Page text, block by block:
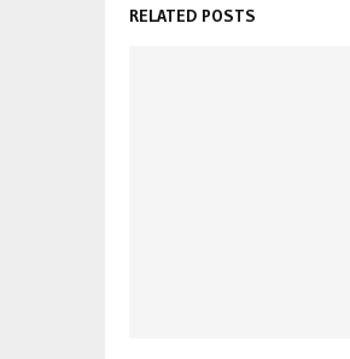
RELATED POSTS